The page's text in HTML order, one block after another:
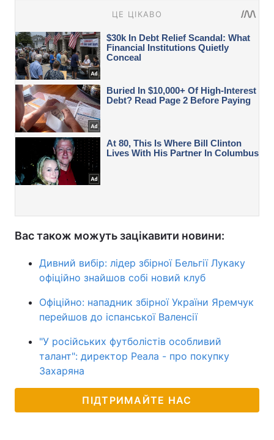
Вас також можуть зацікавити новини:
Дивний вибір: лідер збірної Бельгії Лукаку
офіційно знайшов собі новий клуб
Офіційно: нападник збірної України Яремчук
перейшов до іспанської Валенсії
"У російських футболістів особливий
талант": директор Реала - про покупку
Захаряна
ПІДТРИМАЙТЕ НАС